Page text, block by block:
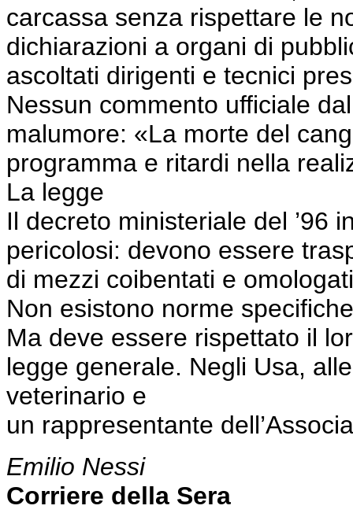
carcassa senza rispettare le
dichiarazioni a organi di
ascoltati dirigenti e tecnici
Nessun commento ufficiale
malumore: «La morte del
programma e ritardi nella
La legge
Il decreto ministeriale del ’96
pericolosi: devono essere
di mezzi coibentati e omologati
Non esistono norme
Ma deve essere rispettato il
legge generale. Negli Usa,
veterinario e
un rappresentante
Emilio Nessi
Corriere della Sera